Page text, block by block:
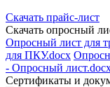
Скачать прайс-лист
Скачать опросный
Опросный лист для
для ПКУ.docx
- Опросный
Сертификаты и